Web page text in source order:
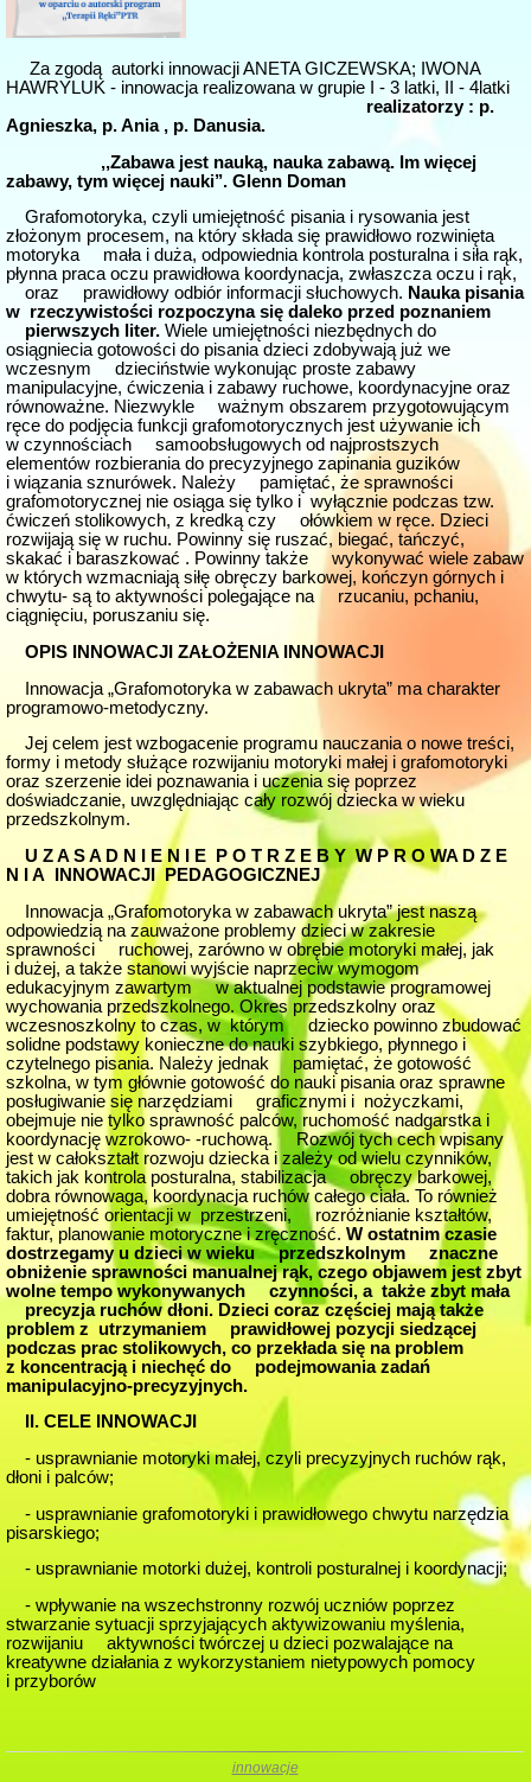
Za zgodą autorki innowacji ANETA GICZEWSKA; IWONA
HAWRYLUK - innowacja realizowana w grupie I - 3 latki, II - 4latki
realizatorzy : p.
Agnieszka, p. Ania , p. Danusia.
,,Zabawa jest nauką, nauka zabawą. Im więcej
zabawy, tym więcej nauki’’. Glenn Doman
Grafomotoryka, czyli umiejętność pisania i rysowania jest
złożonym procesem, na który składa się prawidłowo rozwinięta
motoryka mała i duża, odpowiednia kontrola posturalna i siła rąk,
płynna praca oczu prawidłowa koordynacja, zwłaszcza oczu i rąk,
oraz prawidłowy odbiór informacji słuchowych. Nauka pisania
w rzeczywistości rozpoczyna się daleko przed poznaniem
pierwszych liter. Wiele umiejętności niezbędnych do
osiągniecia gotowości do pisania dzieci zdobywają już we
wczesnym dzieciństwie wykonując proste zabawy
manipulacyjne, ćwiczenia i zabawy ruchowe, koordynacyjne oraz
równoważne. Niezwykle ważnym obszarem przygotowującym
ręce do podjęcia funkcji grafomotorycznych jest używanie ich
w czynnościach samoobsługowych od najprostszych
elementów rozbierania do precyzyjnego zapinania guzików
i wiązania sznurówek. Należy pamiętać, że sprawności
grafomotorycznej nie osiąga się tylko i wyłącznie podczas tzw.
ćwiczeń stolikowych, z kredką czy ołówkiem w ręce. Dzieci
rozwijają się w ruchu. Powinny się ruszać, biegać, tańczyć,
skakać i baraszkować . Powinny także wykonywać wiele zabaw
w których wzmacniają siłę obręczy barkowej, kończyn górnych i
chwytu- są to aktywności polegające na rzucaniu, pchaniu,
ciągnięciu, poruszaniu się.
OPIS INNOWACJI ZAŁOŻENIA INNOWACJI
Innowacja „Grafomotoryka w zabawach ukryta” ma charakter
programowo-metodyczny.
Jej celem jest wzbogacenie programu nauczania o nowe treści,
formy i metody służące rozwijaniu motoryki małej i grafomotoryki
oraz szerzenie idei poznawania i uczenia się poprzez
doświadczanie, uwzględniając cały rozwój dziecka w wieku
przedszkolnym.
U Z A S A D N I E N I E P O T R Z E B Y W P R O WA D Z E
N I A INNOWACJI PEDAGOGICZNEJ
Innowacja „Grafomotoryka w zabawach ukryta” jest naszą
odpowiedzią na zauważone problemy dzieci w zakresie
sprawności ruchowej, zarówno w obrębie motoryki małej, jak
i dużej, a także stanowi wyjście naprzeciw wymogom
edukacyjnym zawartym w aktualnej podstawie programowej
wychowania przedszkolnego. Okres przedszkolny oraz
wczesnoszkolny to czas, w którym dziecko powinno zbudować
solidne podstawy konieczne do nauki szybkiego, płynnego i
czytelnego pisania. Należy jednak pamiętać, że gotowość
szkolna, w tym głównie gotowość do nauki pisania oraz sprawne
posługiwanie się narzędziami graficznymi i nożyczkami,
obejmuje nie tylko sprawność palców, ruchomość nadgarstka i
koordynację wzrokowo- -ruchową. Rozwój tych cech wpisany
jest w całokształt rozwoju dziecka i zależy od wielu czynników,
takich jak kontrola posturalna, stabilizacja obręczy barkowej,
dobra równowaga, koordynacja ruchów całego ciała. To również
umiejętność orientacji w przestrzeni, rozróżnianie kształtów,
faktur, planowanie motoryczne i zręczność. W ostatnim czasie
dostrzegamy u dzieci w wieku przedszkolnym znaczne
obniżenie sprawności manualnej rąk, czego objawem jest zbyt
wolne tempo wykonywanych czynności, a także zbyt mała
precyzja ruchów dłoni. Dzieci coraz częściej mają także
problem z utrzymaniem prawidłowej pozycji siedzącej
podczas prac stolikowych, co przekłada się na problem
z koncentracją i niechęć do podejmowania zadań
manipulacyjno-precyzyjnych.
II. CELE INNOWACJI
- usprawnianie motoryki małej, czyli precyzyjnych ruchów rąk,
dłoni i palców;
- usprawnianie grafomotoryki i prawidłowego chwytu narzędzia
pisarskiego;
- usprawnianie motorki dużej, kontroli posturalnej i koordynacji;
- wpływanie na wszechstronny rozwój uczniów poprzez
stwarzanie sytuacji sprzyjających aktywizowaniu myślenia,
rozwijaniu aktywności twórczej u dzieci pozwalające na
kreatywne działania z wykorzystaniem nietypowych pomocy
i przyborów
innowacje